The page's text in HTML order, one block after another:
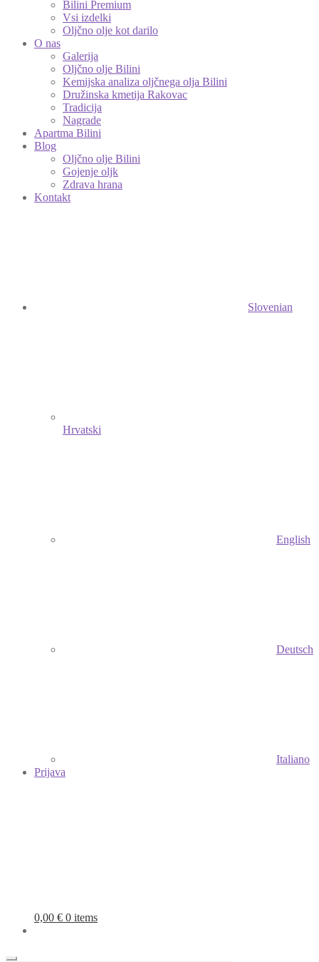
Bilini Premium
Vsi izdelki
Oljčno olje kot darilo
O nas
Galerija
Oljčno olje Bilini
Kemijska analiza oljčnega olja Bilini
Družinska kmetija Rakovac
Tradicija
Nagrade
Apartma Bilini
Blog
Oljčno olje Bilini
Gojenje oljk
Zdrava hrana
Kontakt
Slovenian
Hrvatski
English
Deutsch
Italiano
Prijava
0,00 € 0 items